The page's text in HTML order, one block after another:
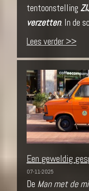
tentoonstelling
verzetten. In de
Lees verder >>
Een geweldig
07-11-2025
De Man met de